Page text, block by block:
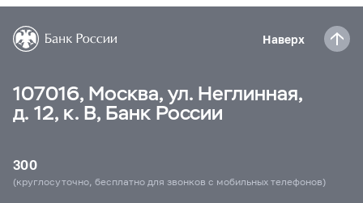
Наверх
107016, Москва, ул. Неглинная,
д. 12, к. В, Банк России
300
(круглосуточно, бесплатно для звонков с мобильных телефонов)